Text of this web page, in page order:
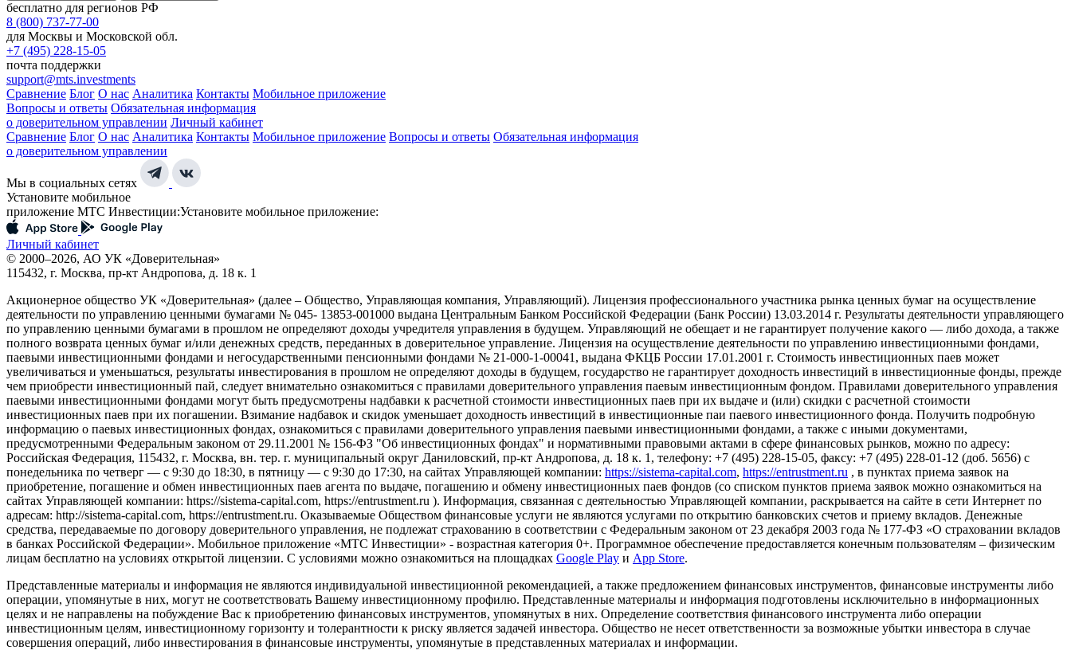
бесплатно для регионов РФ
8 (800) 737-77-00
для Москвы и Московской обл.
+7 (495) 228-15-05
почта поддержки
support@mts.investments
Сравнение Блог О нас Аналитика Контакты Мобильное приложение
Вопросы и ответы Обязательная информация
о доверительном управлении Личный кабинет
Сравнение Блог О нас Аналитика Контакты Мобильное приложение Вопросы и ответы Обязательная информация
о доверительном управлении
Мы в социальных сетях
Установите мобильное
приложение МТС Инвестиции:Установите мобильное приложение:
Личный кабинет
© 2000–2026, АО УК «Доверительная»
115432, г. Москва, пр-кт Андропова, д. 18 к. 1
Акционерное общество УК «Доверительная» (далее – Общество, Управляющая компания, Управляющий). Лицензия профессионального участника рынка ценных бумаг на осуществление
деятельности по управлению ценными бумагами № 045- 13853-001000 выдана Центральным Банком Российской Федерации (Банк России) 13.03.2014 г. Результаты деятельности управляющего
по управлению ценными бумагами в прошлом не определяют доходы учредителя управления в будущем. Управляющий не обещает и не гарантирует получение какого — либо дохода, а также
полного возврата ценных бумаг и/или денежных средств, переданных в доверительное управление. Лицензия на осуществление деятельности по управлению инвестиционными фондами,
паевыми инвестиционными фондами и негосударственными пенсионными фондами № 21-000-1-00041, выдана ФКЦБ России 17.01.2001 г. Стоимость инвестиционных паев может
увеличиваться и уменьшаться, результаты инвестирования в прошлом не определяют доходы в будущем, государство не гарантирует доходность инвестиций в инвестиционные фонды, прежде
чем приобрести инвестиционный пай, следует внимательно ознакомиться с правилами доверительного управления паевым инвестиционным фондом. Правилами доверительного управления
паевыми инвестиционными фондами могут быть предусмотрены надбавки к расчетной стоимости инвестиционных паев при их выдаче и (или) скидки с расчетной стоимости
инвестиционных паев при их погашении. Взимание надбавок и скидок уменьшает доходность инвестиций в инвестиционные паи паевого инвестиционного фонда. Получить подробную
информацию о паевых инвестиционных фондах, ознакомиться с правилами доверительного управления паевыми инвестиционными фондами, а также с иными документами,
предусмотренными Федеральным законом от 29.11.2001 № 156-ФЗ "Об инвестиционных фондах" и нормативными правовыми актами в сфере финансовых рынков, можно по адресу:
Российская Федерация, 115432, г. Москва, вн. тер. г. муниципальный округ Даниловский, пр-кт Андропова, д. 18 к. 1, телефону: +7 (495) 228-15-05, факсу: +7 (495) 228-01-12 (доб. 5656) с
понедельника по четверг — c 9:30 до 18:30, в пятницу — с 9:30 до 17:30, на сайтах Управляющей компании: https://sistema-capital.com, https://entrustment.ru , в пунктах приема заявок на
приобретение, погашение и обмен инвестиционных паев агента по выдаче, погашению и обмену инвестиционных паев фондов (со списком пунктов приема заявок можно ознакомиться на
сайтах Управляющей компании: https://sistema-capital.com, https://entrustment.ru ). Информация, связанная с деятельностью Управляющей компании, раскрывается на сайте в сети Интернет по
адресам: http://sistema-capital.com, https://entrustment.ru. Оказываемые Обществом финансовые услуги не являются услугами по открытию банковских счетов и приему вкладов. Денежные
средства, передаваемые по договору доверительного управления, не подлежат страхованию в соответствии с Федеральным законом от 23 декабря 2003 года № 177-ФЗ «О страховании вкладов
в банках Российской Федерации». Мобильное приложение «МТС Инвестиции» - возрастная категория 0+. Программное обеспечение предоставляется конечным пользователям – физическим
лицам бесплатно на условиях открытой лицензии. С условиями можно ознакомиться на площадках Google Play и App Store.
Представленные материалы и информация не являются индивидуальной инвестиционной рекомендацией, а также предложением финансовых инструментов, финансовые инструменты либо
операции, упомянутые в них, могут не соответствовать Вашему инвестиционному профилю. Представленные материалы и информация подготовлены исключительно в информационных
целях и не направлены на побуждение Вас к приобретению финансовых инструментов, упомянутых в них. Определение соответствия финансового инструмента либо операции
инвестиционным целям, инвестиционному горизонту и толерантности к риску является задачей инвестора. Общество не несет ответственности за возможные убытки инвестора в случае
совершения операций, либо инвестирования в финансовые инструменты, упомянутые в представленных материалах и информации.